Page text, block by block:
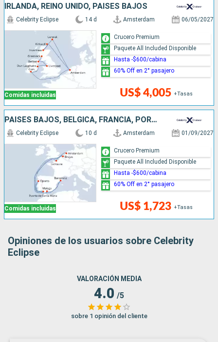
IRLANDA, REINO UNIDO, PAISES BAJOS
Comidas incluidas
Celebrity Eclipse 14 d Amsterdam 06/05/2027
US$ 4,005 +Tasas
Crucero Premium
Paquete All Included Disponible
Hasta -$600/cabina
60% Off en 2° pasajero
PAISES BAJOS, BÉLGICA, FRANCIA, PORTUGAL, ESPAÑA
Comidas incluidas
Celebrity Eclipse 10 d Amsterdam 01/09/2027
US$ 1,723 +Tasas
Crucero Premium
Paquete All Included Disponible
Hasta -$600/cabina
60% Off en 2° pasajero
Opiniones de los usuarios sobre Celebrity
Eclipse
VALORACIÓN MEDIA
4.0 /5
sobre 1 opinión del cliente